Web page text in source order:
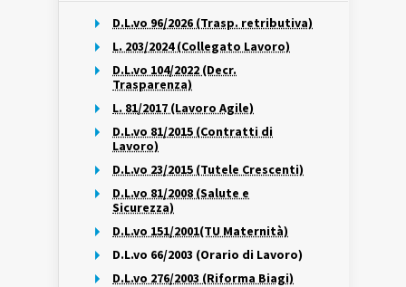
D.L.vo 96/2026 (Trasp. retributiva)
L. 203/2024 (Collegato Lavoro)
D.L.vo 104/2022 (Decr.
Trasparenza)
L. 81/2017 (Lavoro Agile)
D.L.vo 81/2015 (Contratti di
Lavoro)
D.L.vo 23/2015 (Tutele Crescenti)
D.L.vo 81/2008 (Salute e
Sicurezza)
D.L.vo 151/2001(TU Maternità)
D.L.vo 66/2003 (Orario di Lavoro)
D.L.vo 276/2003 (Riforma Biagi)